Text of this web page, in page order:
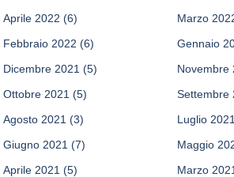
Aprile 2022 (6) Marzo
Febbraio 2022 (6) Gennaio
Dicembre 2021 (5) Novembre
Ottobre 2021 (5) Settembre
Agosto 2021 (3) Luglio 2021
Giugno 2021 (7) Maggio
Aprile 2021 (5) Marzo 2021